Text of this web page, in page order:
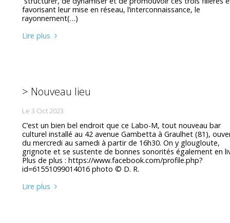
favorisant leur mise en réseau, l’interconnaissance, le
rayonnement(…)
Lire plus
> Nouveau lieu
Le 3 Oct 2023
C’est un bien bel endroit que ce Labo-M, tout nouveau bar
culturel installé au 42 avenue Gambetta à Graulhet (81),
du mercredi au samedi à partir de 16h30. On y glougloute,
grignote et se sustente de bonnes sonorités également en
Plus de plus : https://www.facebook.com/profile.php?
id=61551099014016 photo © D. R.
Lire plus